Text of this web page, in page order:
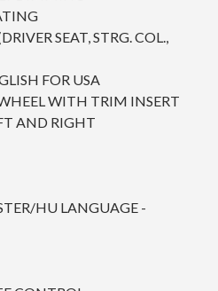
SEAT, STRG. COL.,
FOR USA
WITH TRIM INSERT
AND RIGHT
HU LANGUAGE -